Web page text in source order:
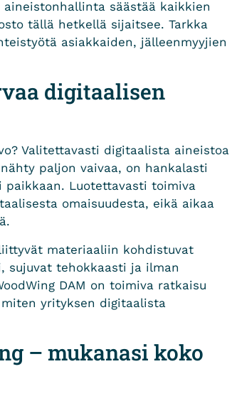
säästää kaikkien
tällä hetkellä sijaitsee. Tarkka
asiakkaiden, jälleenmyyjien
digitaalisen
Valitettavasti digitaalista aineistoa
paljon vaivaa, on hankalasti
Luotettavasti toimiva
omaisuudesta, eikä aikaa
materiaaliin kohdistuvat
sujuvat tehokkaasti ja ilman
DAM on toimiva ratkaisu
yrityksen digitaalista
– mukanasi koko